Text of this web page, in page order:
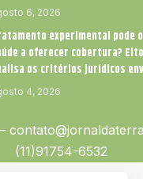
6, 2026
experimental pode
a oferecer cobertura?
os critérios jurídicos
4, 2026
(11)91754-6532